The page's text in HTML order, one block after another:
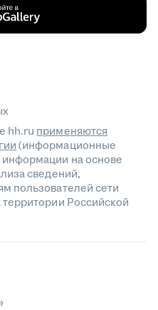
hh.ru применяются
(информационные
на основе
сведений,
пользователей сети
Российской